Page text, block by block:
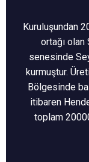
Kuruluşundan
ortağı
senesinde
kurmuştur.
Bölgesinde
itibaren
toplam